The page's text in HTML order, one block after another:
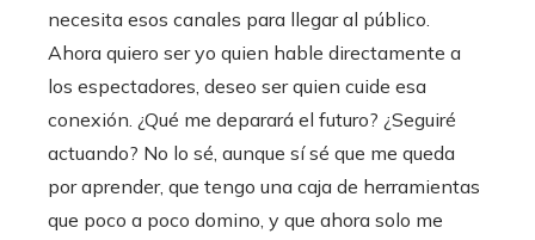
necesita esos canales para llegar al público.
Ahora quiero ser yo quien hable directamente a
los espectadores, deseo ser quien cuide esa
conexión. ¿Qué me deparará el futuro? ¿Seguiré
actuando? No lo sé, aunque sí sé que me queda
por aprender, que tengo una caja de herramientas
que poco a poco domino, y que ahora solo me